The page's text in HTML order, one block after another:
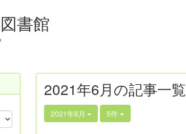
書館
2021年6月の記事一覧
2021年6月 5件